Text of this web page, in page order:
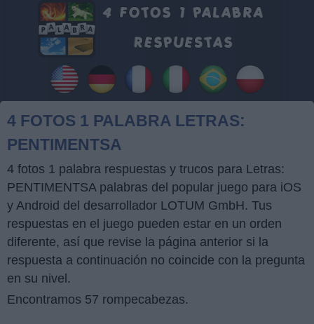
4 FOTOS 1 PALABRA LETRAS:
PENTIMENTSA
4 fotos 1 palabra respuestas y trucos para Letras:
PENTIMENTSA palabras del popular juego para iOS
y Android del desarrollador LOTUM GmbH. Tus
respuestas en el juego pueden estar en un orden
diferente, así que revise la página anterior si la
respuesta a continuación no coincide con la pregunta
en su nivel.
Encontramos 57 rompecabezas.